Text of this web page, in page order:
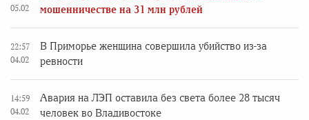
05.02
мошенничестве на 31 млн рублей
22:57
04.02
В Приморье женщина совершила убийство из-за
ревности
14:59
04.02
Авария на ЛЭП оставила без света более 28 тысяч
человек во Владивостоке